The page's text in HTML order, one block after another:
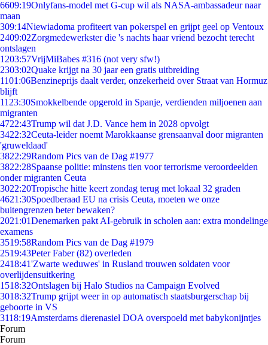
6609:19Onlyfans-model met G-cup wil als NASA-ambassadeur naar
maan
309:14Niewiadoma profiteert van pokerspel en grijpt geel op Ventoux
2409:02Zorgmedewerkster die 's nachts haar vriend bezocht terecht
ontslagen
1203:57VrijMiBabes #316 (not very sfw!)
2303:02Quake krijgt na 30 jaar een gratis uitbreiding
1101:06Benzineprijs daalt verder, onzekerheid over Straat van Hormuz
blijft
11 23:30Smokkelbende opgerold in Spanje, verdienden miljoenen aan
migranten
4722:43Trump wil dat J.D. Vance hem in 2028 opvolgt
3422:32Ceuta-leider noemt Marokkaanse grensaanval door migranten
'gruweldaad'
3822:29Random Pics van de Dag #1977
3822:28Spaanse politie: minstens tien voor terrorisme veroordeelden
onder migranten Ceuta
3022:20Tropische hitte keert zondag terug met lokaal 32 graden
4621:30Spoedberaad EU na crisis Ceuta, moeten we onze
buitengrenzen beter bewaken?
2021:01Denemarken pakt AI-gebruik in scholen aan: extra mondelinge
examens
3519:58Random Pics van de Dag #1979
2519:43Peter Faber (82) overleden
2418:41'Zwarte weduwes' in Rusland trouwen soldaten voor
overlijdensuitkering
1518:32Ontslagen bij Halo Studios na Campaign Evolved
3018:32Trump grijpt weer in op automatisch staatsburgerschap bij
geboorte in VS
3118:19Amsterdams dierenasiel DOA overspoeld met babykonijntjes
Forum
Forum